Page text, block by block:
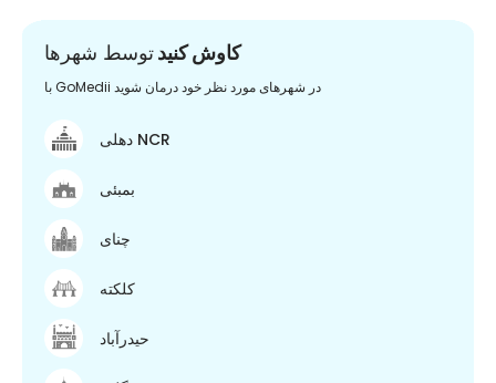
کاوش کنیدتوسط شهرها
با GoMedii در شهرهای مورد نظر خود درمان شوید
دهلی NCR
بمبئی
چنای
کلکته
حیدرآباد